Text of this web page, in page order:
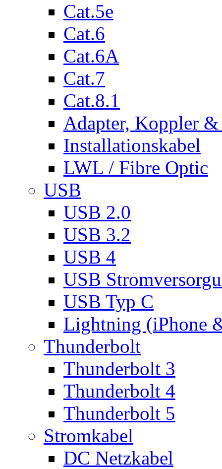
Cat.5e
Cat.6
Cat.6A
Cat.7
Cat.8.1
Adapter, Koppler &
Installationskabel
LWL / Fibre Optic
USB
USB 2.0
USB 3.2
USB 4
USB
USB Typ C
Lightning (iPhone
Thunderbolt
Thunderbolt 3
Thunderbolt 4
Thunderbolt 5
Stromkabel
DC Netzkabel